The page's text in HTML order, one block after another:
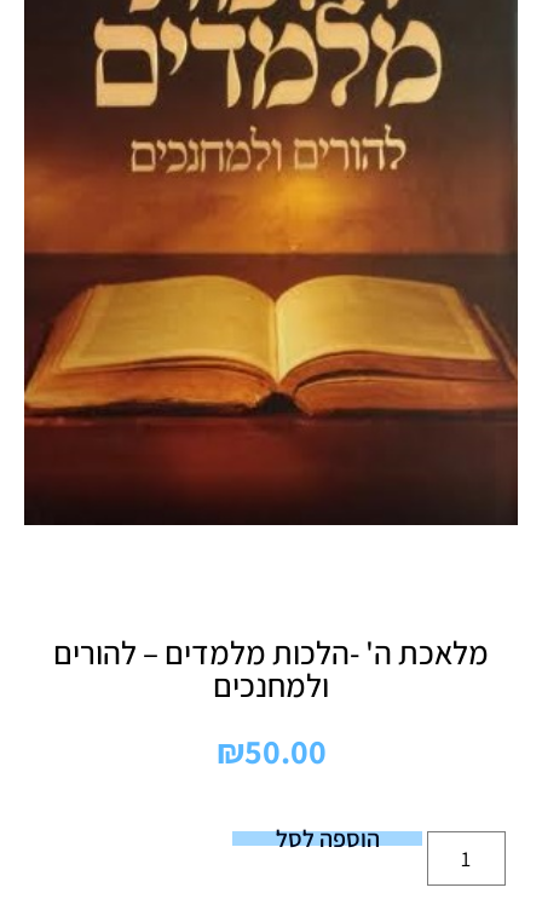
מלאכת ה' -הלכות מלמדים – להורים
ולמחנכים
₪50.00
הוספה לסל